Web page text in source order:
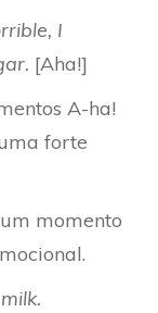
I
[Aha!]
A-ha!
forte
momento